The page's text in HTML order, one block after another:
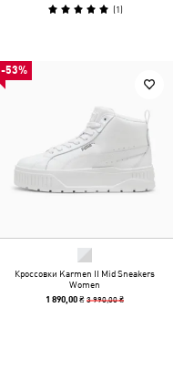
(1)
-53%
Кроссовки Karmen II Mid Sneakers
Women
1 890,00 ₴3 990,00 ₴